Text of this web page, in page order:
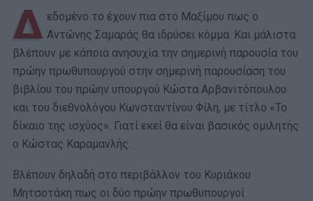
Δ εδομένο το έχουν πια στο Μαξίμου πως ο
Αντώνης Σαμαράς θα ιδρύσει κόμμα. Και μάλιστα
βλέπουν με κάποια ανησυχία την σημερινή παρουσία του
πρώην πρωθυπουργού στην σημερινή παρουσίαση του
βιβλίου του πρώην υπουργού Κώστα Αρβανιτόπουλου
και του διεθνολόγου Κωνσταντίνου Φίλη, με τίτλο «Το
δίκαιο της ισχύος». Γιατί εκεί θα είναι βασικός ομιλητής
ο Κώστας Καραμανλής.
Βλέπουν δηλαδή στο περιβάλλον του Κυριάκου
Μητσοτάκη πως οι δύο πρώην πρωθυπουργοί